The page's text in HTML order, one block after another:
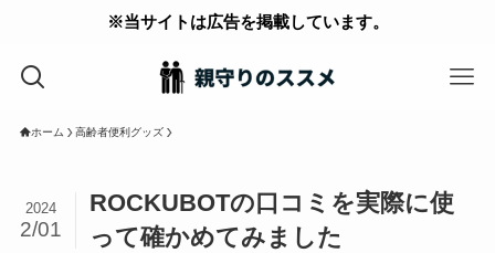
※当サイトは広告を掲載しています。
ホーム 高齢者便利グッズ
ROCKUBOTの口コミを実際に使
って確かめてみました
2024
2/01